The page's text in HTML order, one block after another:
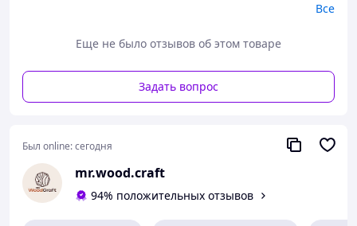
Все
Еще не было отзывов об этом товаре
Задать вопрос
Был online:сегодня
mr.wood.craft
94% положительных отзывов